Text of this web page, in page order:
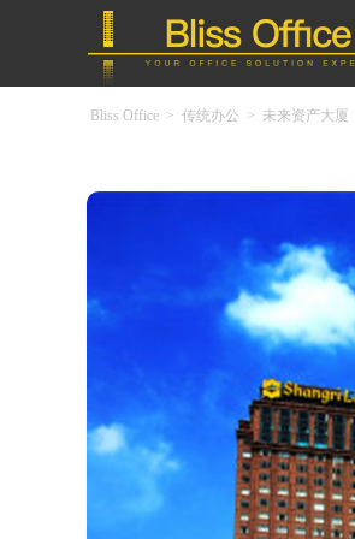
Bliss Office > 传统办公 > 未来资产大厦